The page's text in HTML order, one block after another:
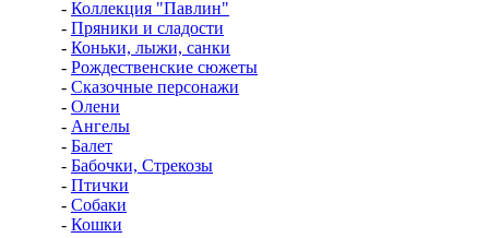
- Коллекция "Павлин"
- Пряники и сладости
- Коньки, лыжи, санки
- Рождественские сюжеты
- Сказочные персонажи
- Олени
- Ангелы
- Балет
- Бабочки, Стрекозы
- Птички
- Собаки
- Кошки